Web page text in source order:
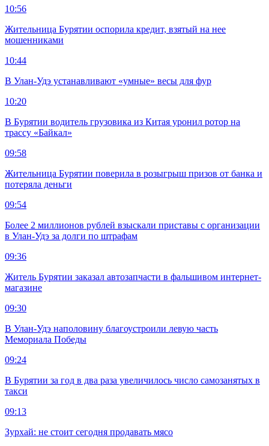
10:56
Жительница Бурятии оспорила кредит, взятый на нее
мошенниками
10:44
В Улан-Удэ устанавливают «умные» весы для фур
10:20
В Бурятии водитель грузовика из Китая уронил ротор на
трассу «Байкал»
09:58
Жительница Бурятии поверила в розыгрыш призов от банка и
потеряла деньги
09:54
Более 2 миллионов рублей взыскали приставы с организации
в Улан-Удэ за долги по штрафам
09:36
Житель Бурятии заказал автозапчасти в фальшивом интернет-
магазине
09:30
В Улан-Удэ наполовину благоустроили левую часть
Мемориала Победы
09:24
В Бурятии за год в два раза увеличилось число самозанятых в
такси
09:13
Зурхай: не стоит сегодня продавать мясо